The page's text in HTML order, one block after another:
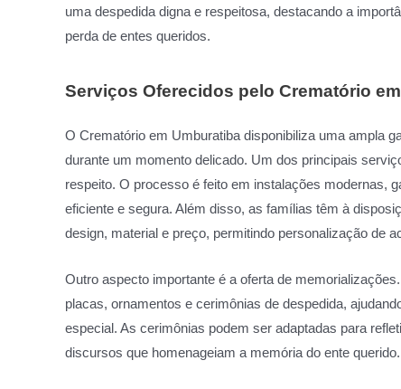
uma despedida digna e respeitosa, destacando a
perda de entes queridos.
Serviços Oferecidos pelo Crematório
O Crematório em Umburatiba disponibiliza uma ampla
durante um momento delicado. Um dos principais
respeito. O processo é feito em instalações modernas,
eficiente e segura. Além disso, as famílias têm à
design, material e preço, permitindo personalização de
Outro aspecto importante é a oferta de
placas, ornamentos e cerimônias de despedida,
especial. As cerimônias podem ser adaptadas para
discursos que homenageiam a memória do ente querido.